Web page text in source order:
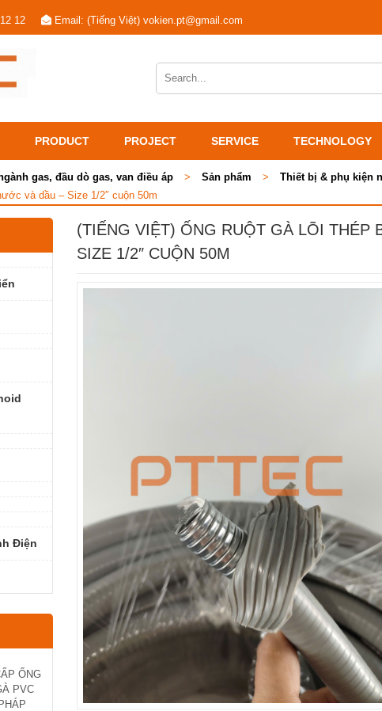
12 Email: (Tiếng Việt) vokien.pt@gmail.com
PRODUCT PROJECT SERVICE TECHNOLOGY
gas, đầu dò gas, van điều áp > Sản phẩm > Thiết bị & phụ kiện
và dầu – Size 1/2″ cuộn 50m
Điện
ỐNG
PVC
(TIẾNG VIỆT) ỐNG RUỘT GÀ LÕI THÉP
SIZE 1/2″ CUỘN 50M